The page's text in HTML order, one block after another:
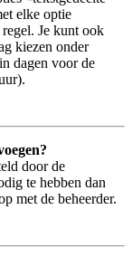
elke optie
Je kunt ook
kiezen onder
dagen voor de
door de
te hebben dan
met de beheerder.